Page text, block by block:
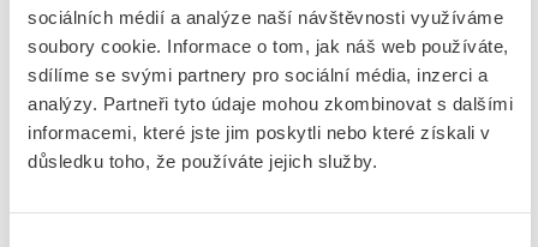
sociálních médií a analýze naší návštěvnosti využíváme
soubory cookie. Informace o tom, jak náš web používáte,
sdílíme se svými partnery pro sociální média, inzerci a
analýzy. Partneři tyto údaje mohou zkombinovat s dalšími
informacemi, které jste jim poskytli nebo které získali v
důsledku toho, že používáte jejich služby.
Žárovka je jednoduché zařízení, které funguje na
principu přeměny elektrické energie na teplo a
viditelné záření. Uvnitř skleněné baňky žárovky je na
kontaktech umístěno wolframové vlákno. Původní
Edisonův model měl vlákno z uhlíku. Když tímto
vláknem prochází elektřina, prudce se zahřeje a
baňky buď vzduchoprázdné, nebo jsou plněny směsí